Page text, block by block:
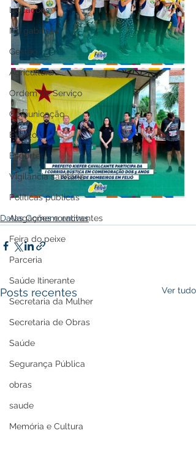
Licitações
No gabinete
Gestão
Agricultura
Ordem de Serviço
Comunicação
Eventos
Esporte
Vigilância sanitária
Políticas públicas
Alagações e enchentes
Feira do peixe
Parceria
Saúde Itinerante
Secretaria da Mulher
Secretaria de Obras
Saúde
Segurança Pública
obras
saude
Memória e Cultura
Datas Comemorativas
Posts recentes Ver tudo